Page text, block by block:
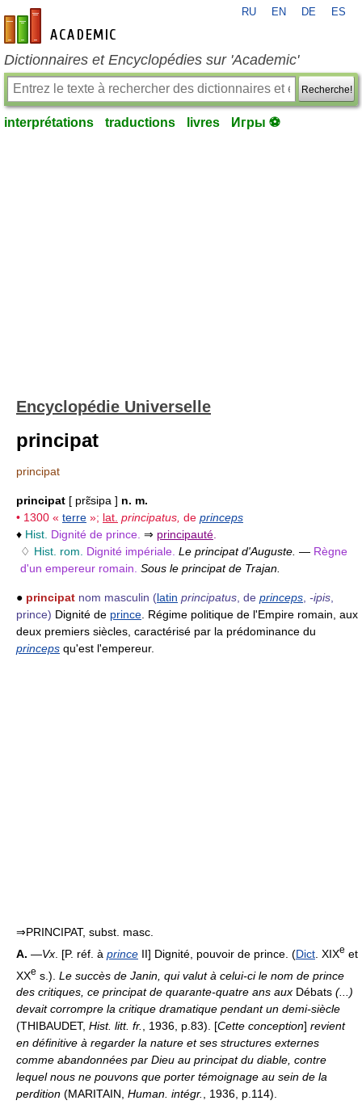
fr-academic.com
RU EN DE ES
Dictionnaires et Encyclopédies sur 'Academic'
Recherche!
interprétations traductions livres Игры ⚽
Encyclopédie Universelle
principat
principat
principat [ prɛ̃sipa ] n. m.
• 1300 « terre »; lat. principatus, de princeps
♦ Hist. Dignité de prince. ⇒ principauté
♢ Hist. rom. Dignité impériale. Le principat d'Auguste. — Règne
d'un empereur romain. Sous le principat de Trajan.
● principat nom masculin (latin principatus , de princeps -ipis
prince) Dignité de prince . Régime politique de l'Empire romain, aux
deux premiers siècles, caractérisé par la prédominance du
princeps qu'est l'empereur.
⇒PRINCIPAT, subst. masc.
A. —Vx . [P. réf. à prince II] Dignité, pouvoir de prince. (Dict . XIXe et
XXe s.). Le succès de Janin, qui valut à celui-ci le nom de prince
des critiques, ce principat de quarante-quatre ans aux Débats (...)
devait corrompre la critique dramatique pendant un demi-siècle
(THIBAUDET, Hist. litt. fr., 1936, p.83). [Cette conception] revient
en définitive à regarder la nature et ses structures externes
comme abandonnées par Dieu au principat du diable, contre
lequel nous ne pouvons que porter témoignage au sein de la
perdition (MARITAIN, Human. intégr., 1936, p.114).